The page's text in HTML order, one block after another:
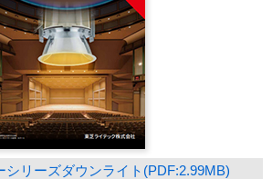
シリーズダウンライト(PDF:2.99MB)